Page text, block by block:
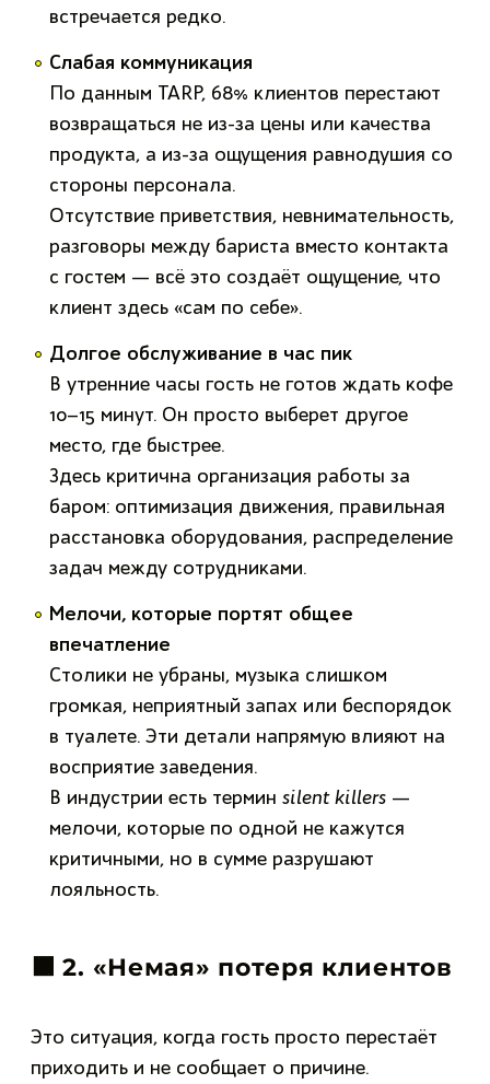
встречается редко.
Слабая коммуникация
По данным TARP, 68% клиентов перестают
возвращаться не из-за цены или качества
продукта, а из-за ощущения равнодушия со
стороны персонала.
Отсутствие приветствия, невнимательность,
разговоры между бариста вместо контакта
с гостем — всё это создаёт ощущение, что
клиент здесь «сам по себе».
Долгое обслуживание в час пик
В утренние часы гость не готов ждать кофе
10–15 минут. Он просто выберет другое
место, где быстрее.
Здесь критична организация работы за
баром: оптимизация движения, правильная
расстановка оборудования, распределение
задач между сотрудниками.
Мелочи, которые портят общее
впечатление
Столики не убраны, музыка слишком
громкая, неприятный запах или беспорядок
в туалете. Эти детали напрямую влияют на
восприятие заведения.
В индустрии есть термин silent killers—
мелочи, которые по одной не кажутся
критичными, но в сумме разрушают
лояльность.
🟫 2. «Немая» потеря клиентов
Это ситуация, когда гость просто перестаёт
приходить и не сообщает о причине.